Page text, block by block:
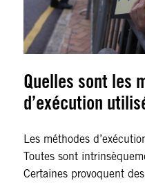
Quelles sont les
d’exécution
Les méthodes
Toutes sont
Certaines provoquent